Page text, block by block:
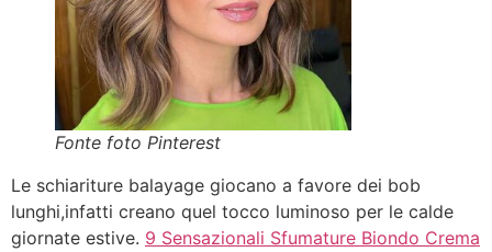
Fonte foto Pinterest
Le schiariture balayage giocano a favore dei bob
lunghi,infatti creano quel tocco luminoso per le calde
giornate estive. 9 Sensazionali Sfumature Biondo Crema